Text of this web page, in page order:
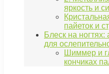
яркость и
пайеток и
Блеск на
для
Шиммер и
кончиках